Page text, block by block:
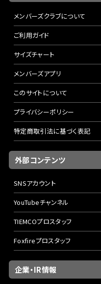
メンバーズクラブについて
ご利用ガイド
サイズチャート
メンバーズアプリ
このサイトについて
プライバシーポリシー
特定商取引法に基づく表記
外部コンテンツ
SNSアカウント
YouTubeチャンネル
TIEMCOプロスタッフ
Foxfireプロスタッフ
企業・IR情報